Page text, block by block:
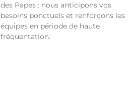
des Papes : nous anticipons vos
besoins ponctuels et renforçons les
équipes en période de haute
fréquentation.